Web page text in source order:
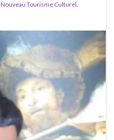
Nouveau Tourisme Culturel,